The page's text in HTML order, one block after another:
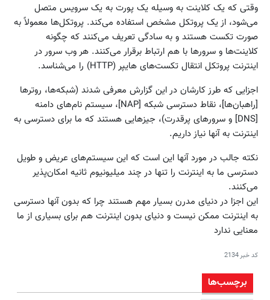
وقتی‌ که یک کلاینت به وسیله یک پورت به یک سرویس متصل
می‌شود، از یک پروتکل مشخص استفاده می‌کند. پروتکل‌ها معمولاً به
صورت تکست هستند و به سادگی تعریف می‌کنند که چگونه
کلاینت‌ها و سرورها با هم ارتباط برقرار می‌کنند. هر وب سرور در
اینترنت پروتکل انتقال تکست‌های هایپر (HTTP) را می‌شناسد.
اجزایی که طرز کارشان در این گزارش معرفی شدند (شبکه‌ها، روترها
[راهبان‌ها]، نقاط دسترسی شبکه [NAP]، سیستم نام‌های دامنه
[DNS] و سرورهای پرقدرت)، جیزهایی هستند که ما برای دسترسی به
اینترنت به آنها نیاز داریم.
نکته جالب در مورد آنها این است که این سیستم‌های عریض و طویل
دسترسی ما به اینترنت را تنها در چند میلیونیوم ثانیه امکان‌پذیر
می‌کنند.
این اجزا در دنیای مدرن بسیار مهم هستند چرا که بدون آنها دسترسی
به اینترنت ممکن نیست و دنیای بدون اینترنت هم برای بسیاری از ما
معنایی ندارد
کد خبر2134
برچسب‌ها